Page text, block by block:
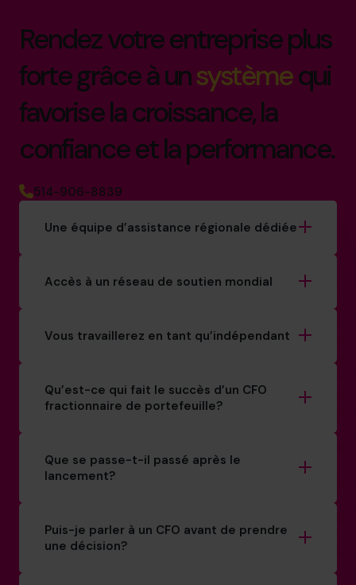
Rendez votre entreprise plus
forte grâce à unsystèmequi
favorise la croissance, la
confiance et la performance.
514-906-8839
Une équipe d’assistance régionale dédiée
Accès à un réseau de soutien mondial
Vous travaillerez en tant qu’indépendant
Qu’est-ce qui fait le succès d’un CFO
fractionnaire de portefeuille?
Que se passe-t-il passé après le
lancement?
Puis-je parler à un CFO avant de prendre
une décision?